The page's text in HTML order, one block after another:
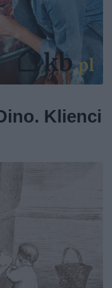
Klienci